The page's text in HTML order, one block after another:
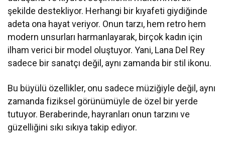
şekilde destekliyor. Herhangi bir kıyafeti giydiğinde
adeta ona hayat veriyor. Onun tarzı, hem retro hem
modern unsurları harmanlayarak, birçok kadın için
ilham verici bir model oluştuyor. Yani, Lana Del Rey
sadece bir sanatçı değil, aynı zamanda bir stil ikonu.
Bu büyülü özellikler, onu sadece müziğiyle değil, aynı
zamanda fiziksel görünümüyle de özel bir yerde
tutuyor. Beraberinde, hayranları onun tarzını ve
güzelliğini sıkı sıkıya takip ediyor.